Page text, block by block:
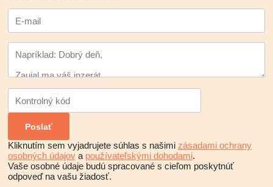
Kliknutím sem vyjadrujete súhlas s našimi zásadami ochrany
osobných údajov a používateľskými dohodami.
Vaše osobné údaje budú spracované s cieľom poskytnúť
odpoveď na vašu žiadosť.